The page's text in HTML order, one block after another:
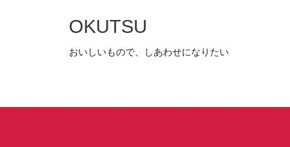
キ
に
OKUTSU
おいしいもので、しあわせになりたい